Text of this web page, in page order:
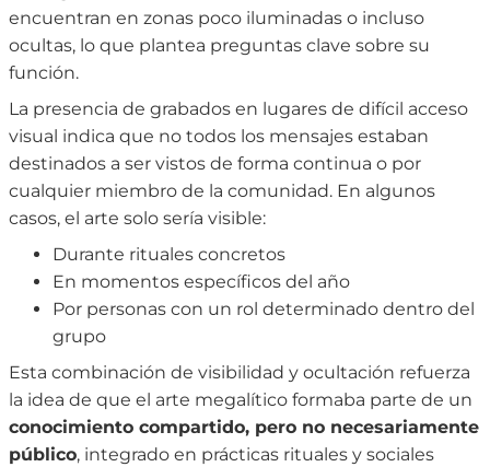
encuentran en zonas poco iluminadas o incluso
ocultas, lo que plantea preguntas clave sobre su
función.
La presencia de grabados en lugares de difícil acceso
visual indica que no todos los mensajes estaban
destinados a ser vistos de forma continua o por
cualquier miembro de la comunidad. En algunos
casos, el arte solo sería visible:
Durante rituales concretos
En momentos específicos del año
Por personas con un rol determinado dentro del
grupo
Esta combinación de visibilidad y ocultación refuerza
la idea de que el arte megalítico formaba parte de un
conocimiento compartido, pero no necesariamente
público, integrado en prácticas rituales y sociales